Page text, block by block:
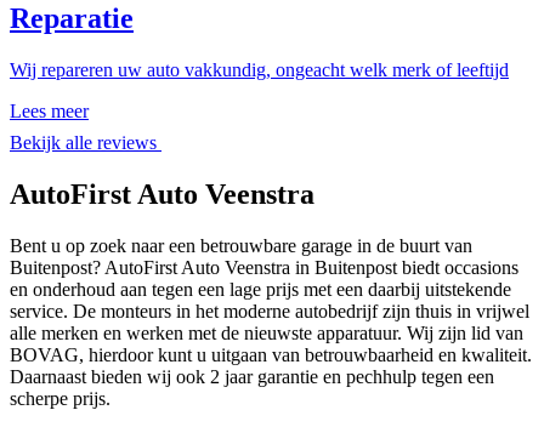
Reparatie
Wij repareren uw auto vakkundig, ongeacht welk merk of leeftijd
Lees meer
Bekijk alle reviews
AutoFirst Auto Veenstra
Bent u op zoek naar een betrouwbare garage in de buurt van
Buitenpost? AutoFirst Auto Veenstra in Buitenpost biedt occasions
en onderhoud aan tegen een lage prijs met een daarbij uitstekende
service. De monteurs in het moderne autobedrijf zijn thuis in vrijwel
alle merken en werken met de nieuwste apparatuur. Wij zijn lid van
BOVAG, hierdoor kunt u uitgaan van betrouwbaarheid en kwaliteit.
Daarnaast bieden wij ook 2 jaar garantie en pechhulp tegen een
scherpe prijs.